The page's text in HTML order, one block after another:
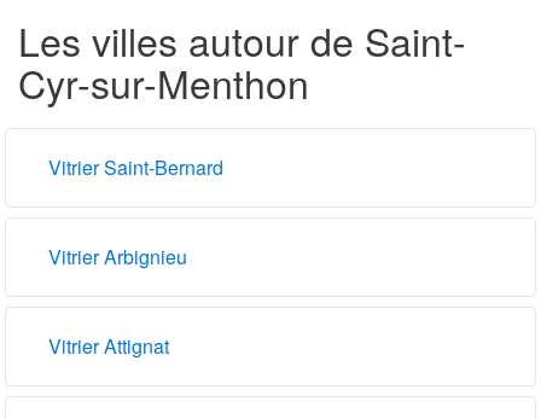
Les villes autour de Saint-
Cyr-sur-Menthon
Vitrier Saint-Bernard
Vitrier Arbignieu
Vitrier Attignat